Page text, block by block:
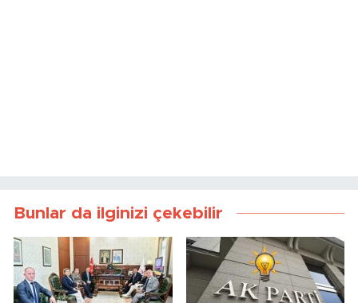
Bunlar da ilginizi çekebilir